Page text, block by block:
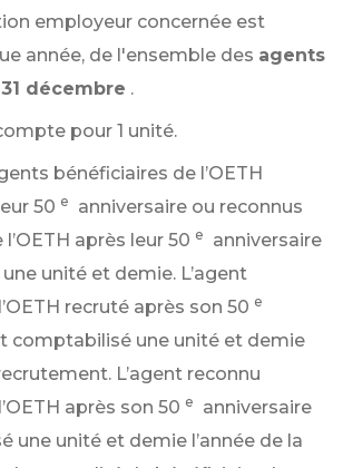
employeur concernée est
année, de l'ensemble des agents
décembre .
pour 1 unité.
bénéficiaires de l’OETH
50 e
anniversaire ou reconnus
après leur 50 e
anniversaire
unité et demie. L’agent
recruté après son 50 e
comptabilisé une unité et demie
L’agent reconnu
après son 50 e
anniversaire
une unité et demie l’année de la